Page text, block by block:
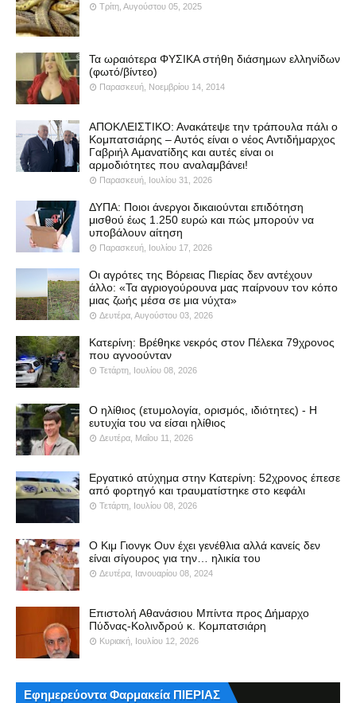
Τρίτη, Αυγούστου 05, 2025
Τα ωραιότερα ΦΥΣΙΚΑ στήθη διάσημων ελληνίδων
(φωτό/βίντεο)
Παρασκευή, Νοεμβρίου 14, 2014
ΑΠΟΚΛΕΙΣΤΙΚΟ: Ανακάτεψε την τράπουλα πάλι ο
Κομπατσιάρης – Αυτός είναι ο νέος Αντιδήμαρχος
Γαβριήλ Αμανατίδης και αυτές είναι οι
αρμοδιότητες που αναλαμβάνει!
Παρασκευή, Ιουλίου 31, 2026
ΔΥΠΑ: Ποιοι άνεργοι δικαιούνται επιδότηση
μισθού έως 1.250 ευρώ και πώς μπορούν να
υποβάλουν αίτηση
Παρασκευή, Ιουλίου 17, 2026
Οι αγρότες της Βόρειας Πιερίας δεν αντέχουν
άλλο: «Τα αγριογούρουνα μας παίρνουν τον κόπο
μιας ζωής μέσα σε μια νύχτα»
Δευτέρα, Αυγούστου 03, 2026
Κατερίνη: Βρέθηκε νεκρός στον Πέλεκα 79χρονος
που αγνοούνταν
Τετάρτη, Ιουλίου 08, 2026
Ο ηλίθιος (ετυμολογία, ορισμός, ιδιότητες) - Η
ευτυχία του να είσαι ηλίθιος
Δευτέρα, Μαΐου 11, 2026
Εργατικό ατύχημα στην Κατερίνη: 52χρονος έπεσε
από φορτηγό και τραυματίστηκε στο κεφάλι
Τετάρτη, Ιουλίου 08, 2026
Ο Κιμ Γιονγκ Ουν έχει γενέθλια αλλά κανείς δεν
είναι σίγουρος για την… ηλικία του
Δευτέρα, Ιανουαρίου 08, 2024
Επιστολή Αθανάσιου Μπίντα προς Δήμαρχο
Πύδνας-Κολινδρού κ. Κομπατσιάρη
Κυριακή, Ιουλίου 12, 2026
Εφημερεύοντα Φαρμακεία ΠΙΕΡΙΑΣ